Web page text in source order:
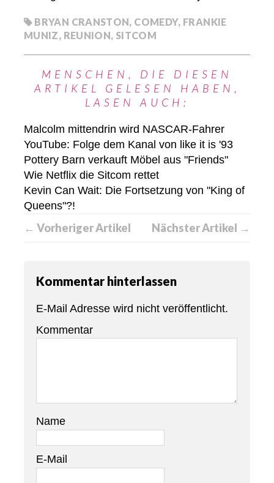
BRYAN CRANSTON, COMEDY, FRANKIE
MUNIZ, REUNION, SITCOM
MENSCHEN, DIE DIESEN
ARTIKEL GELESEN HABEN,
LASEN AUCH:
Malcolm mittendrin wird NASCAR-Fahrer
YouTube: Folge dem Kanal von like it is '93
Pottery Barn verkauft Möbel aus "Friends"
Wie Netflix die Sitcom rettet
Kevin Can Wait: Die Fortsetzung von "King of
Queens"?!
← Vorheriger Artikel Nächster Artikel →
Kommentar hinterlassen
E-Mail Adresse wird nicht veröffentlicht.
Kommentar
Name
E-Mail